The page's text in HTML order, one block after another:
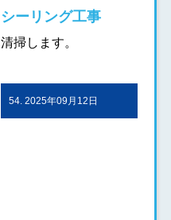
シーリング工事
清掃します。
54. 2025年09月12日